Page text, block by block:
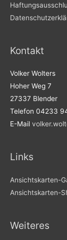
Kontakt
Volker Wolters
Hoher Weg 7
27337 Blender
Telefon 04233
E-Mail
Links
Ansichtskarten-
Ansichtskarten-
Weiteres